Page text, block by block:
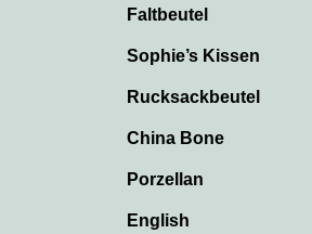
Faltbeutel
Sophie’s Kissen
Rucksackbeutel
China Bone
Porzellan
English